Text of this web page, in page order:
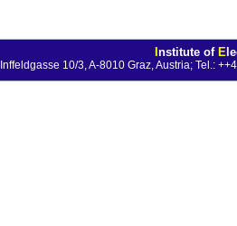
Institute of E
Inffeldgasse 10/3, A-8010 Graz, Austria; Tel.: